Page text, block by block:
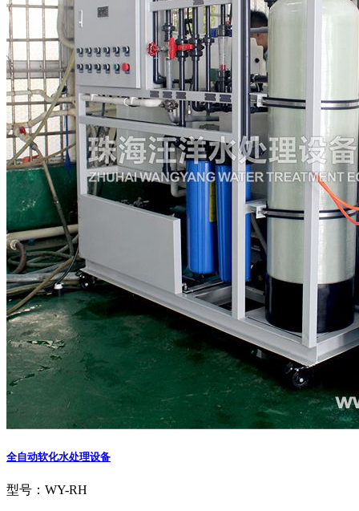
全自动软化水处理设备
型号：WY-RH